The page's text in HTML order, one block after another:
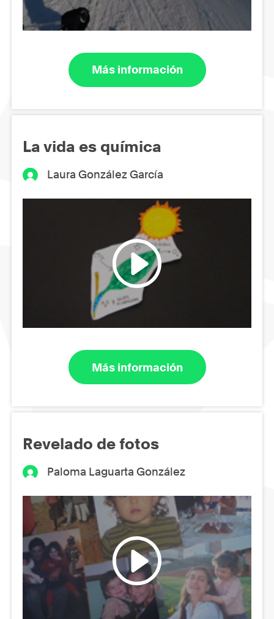
Más información
La vida es química
Laura González García
Más información
Revelado de fotos
Paloma Laguarta González